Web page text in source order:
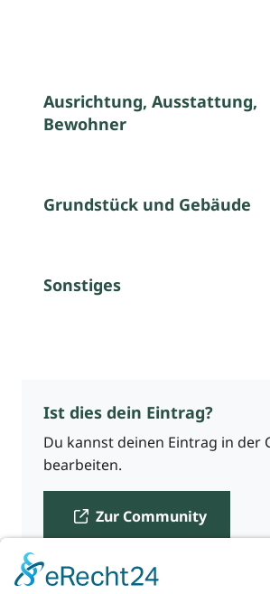
Ausrichtung, Ausstattung,
Bewohner
Grundstück und Gebäude
Sonstiges
Ist dies dein Eintrag?
Du kannst deinen Eintrag in der
bearbeiten.
Zur Community